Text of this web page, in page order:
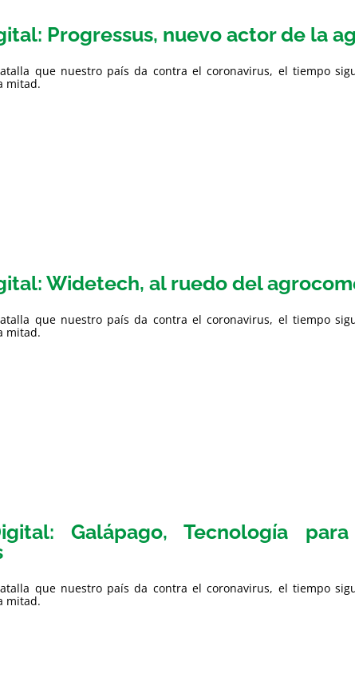
Progressus, nuevo actor de la
que nuestro país da contra el coronavirus, el tiempo
mitad.
Widetech, al ruedo del
que nuestro país da contra el coronavirus, el tiempo
mitad.
Galápago, Tecnología
que nuestro país da contra el coronavirus, el tiempo
mitad.